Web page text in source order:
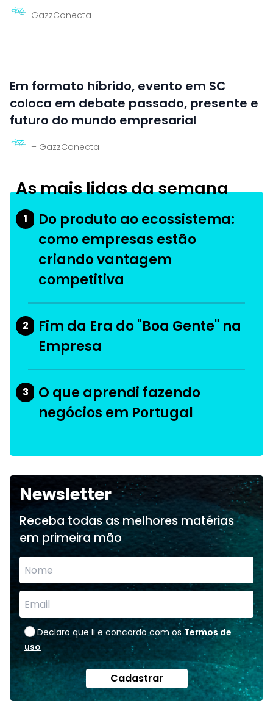
GazzConecta
Em formato híbrido, evento em SC
coloca em debate passado, presente e
futuro do mundo empresarial
+ GazzConecta
As mais lidas da semana
1
Do produto ao ecossistema:
como empresas estão
criando vantagem
competitiva
2
Fim da Era do "Boa Gente" na
Empresa
3
O que aprendi fazendo
negócios em Portugal
Newsletter
Receba todas as melhores matérias
em primeira mão
Declaro que li e concordo com os Termos de
uso
Cadastrar